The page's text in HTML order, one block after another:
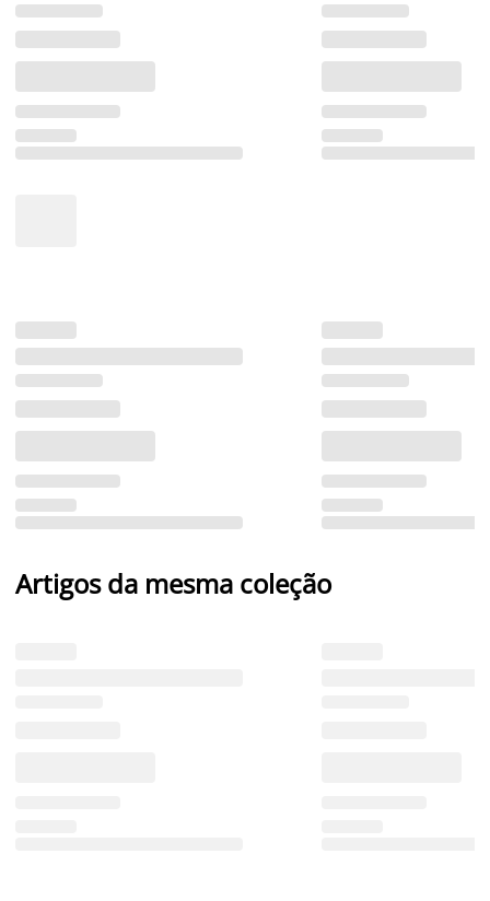
Artigos da mesma coleção